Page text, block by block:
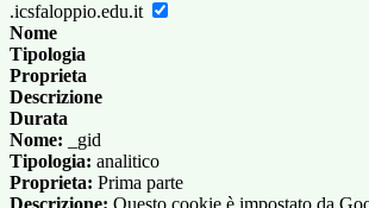
.icsfaloppio.edu.it
Nome
Tipologia
Proprieta
Descrizione
Durata
Nome: _gid
Tipologia: analitico
Proprieta: Prima parte